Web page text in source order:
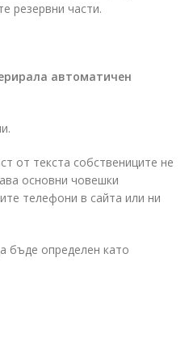
резервни части.
автоматичен
от текста собствениците не
основни човешки
телефони в сайта или ни
бъде определен като